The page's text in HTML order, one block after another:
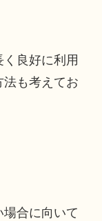
良好に利用
も考えてお
合に向いて